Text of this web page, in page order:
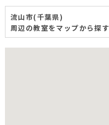
流山市(千葉県)
周辺の教室をマップから探す